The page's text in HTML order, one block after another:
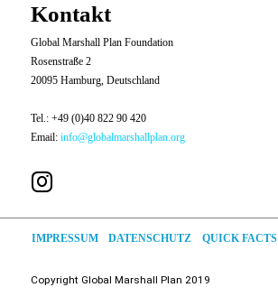
Kontakt
Global Marshall Plan Foundation
Rosenstraße 2
20095 Hamburg, Deutschland
Tel.: +49 (0)40 822 90 420
Email: info@globalmarshallplan.org
IMPRESSUM DATENSCHUTZ QUICK FACTS
Copyright Global Marshall Plan 2019